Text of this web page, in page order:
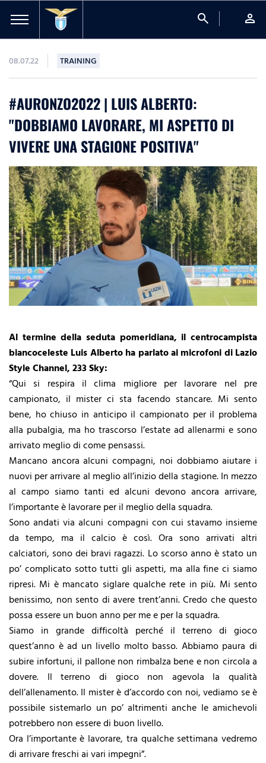
search person
08.07.22 TRAINING
#AURONZO2022 | LUIS ALBERTO:
"DOBBIAMO LAVORARE, MI ASPETTO DI
VIVERE UNA STAGIONE POSITIVA"
Al termine della seduta pomeridiana, il centrocampista
biancoceleste Luis Alberto ha parlato ai microfoni di Lazio
Style Channel, 233 Sky:
“Qui si respira il clima migliore per lavorare nel pre
campionato, il mister ci sta facendo stancare. Mi sento
bene, ho chiuso in anticipo il campionato per il problema
alla pubalgia, ma ho trascorso l’estate ad allenarmi e sono
arrivato meglio di come pensassi.
Mancano ancora alcuni compagni, noi dobbiamo aiutare i
nuovi per arrivare al meglio all’inizio della stagione. In mezzo
al campo siamo tanti ed alcuni devono ancora arrivare,
l’importante è lavorare per il meglio della squadra.
Sono andati via alcuni compagni con cui stavamo insieme
da tempo, ma il calcio è così. Ora sono arrivati altri
calciatori, sono dei bravi ragazzi. Lo scorso anno è stato un
po’ complicato sotto tutti gli aspetti, ma alla fine ci siamo
ripresi. Mi è mancato siglare qualche rete in più. Mi sento
benissimo, non sento di avere trent’anni. Credo che questo
possa essere un buon anno per me e per la squadra.
Siamo in grande difficoltà perché il terreno di gioco
quest’anno è ad un livello molto basso. Abbiamo paura di
subire infortuni, il pallone non rimbalza bene e non circola a
dovere. Il terreno di gioco non agevola la qualità
dell’allenamento. Il mister è d’accordo con noi, vediamo se è
possibile sistemarlo un po’ altrimenti anche le amichevoli
potrebbero non essere di buon livello.
Ora l’importante è lavorare, tra qualche settimana vedremo
di arrivare freschi ai vari impegni”.